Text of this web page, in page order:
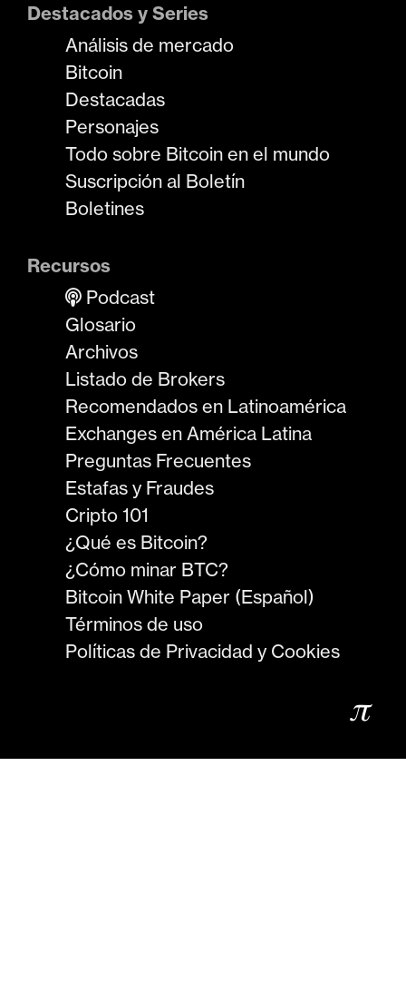
Destacados y Series
Análisis de mercado
Bitcoin
Destacadas
Personajes
Todo sobre Bitcoin en el mundo
Suscripción al Boletín
Boletines
Recursos
Podcast
Glosario
Archivos
Listado de Brokers
Recomendados en Latinoamérica
Exchanges en América Latina
Preguntas Frecuentes
Estafas y Fraudes
Cripto 101
¿Qué es Bitcoin?
¿Cómo minar BTC?
Bitcoin White Paper (Español)
Términos de uso
Políticas de Privacidad y Cookies
𝜋